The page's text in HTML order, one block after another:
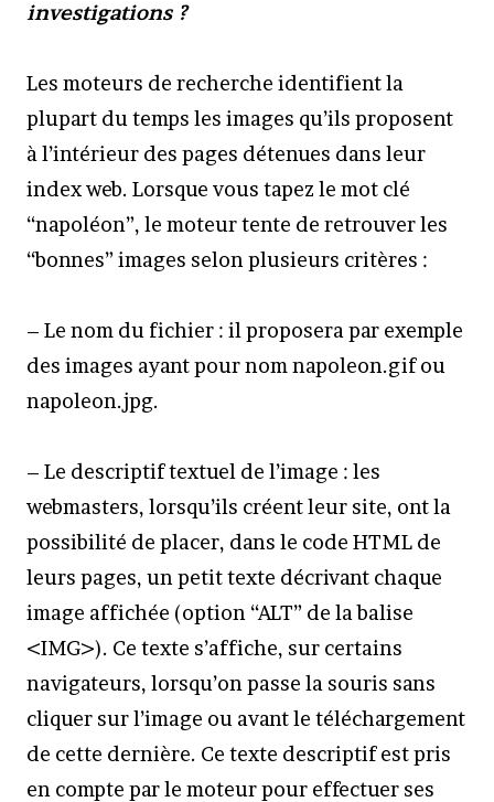
investigations ?
Les moteurs de recherche identifient la
plupart du temps les images qu’ils proposent
à l’intérieur des pages détenues dans leur
index web. Lorsque vous tapez le mot clé
“napoléon”, le moteur tente de retrouver les
“bonnes” images selon plusieurs critères :
– Le nom du fichier : il proposera par exemple
des images ayant pour nom napoleon.gif ou
napoleon.jpg.
– Le descriptif textuel de l’image : les
webmasters, lorsqu’ils créent leur site, ont la
possibilité de placer, dans le code HTML de
leurs pages, un petit texte décrivant chaque
image affichée (option “ALT” de la balise
<IMG>). Ce texte s’affiche, sur certains
navigateurs, lorsqu’on passe la souris sans
cliquer sur l’image ou avant le téléchargement
de cette dernière. Ce texte descriptif est pris
en compte par le moteur pour effectuer ses